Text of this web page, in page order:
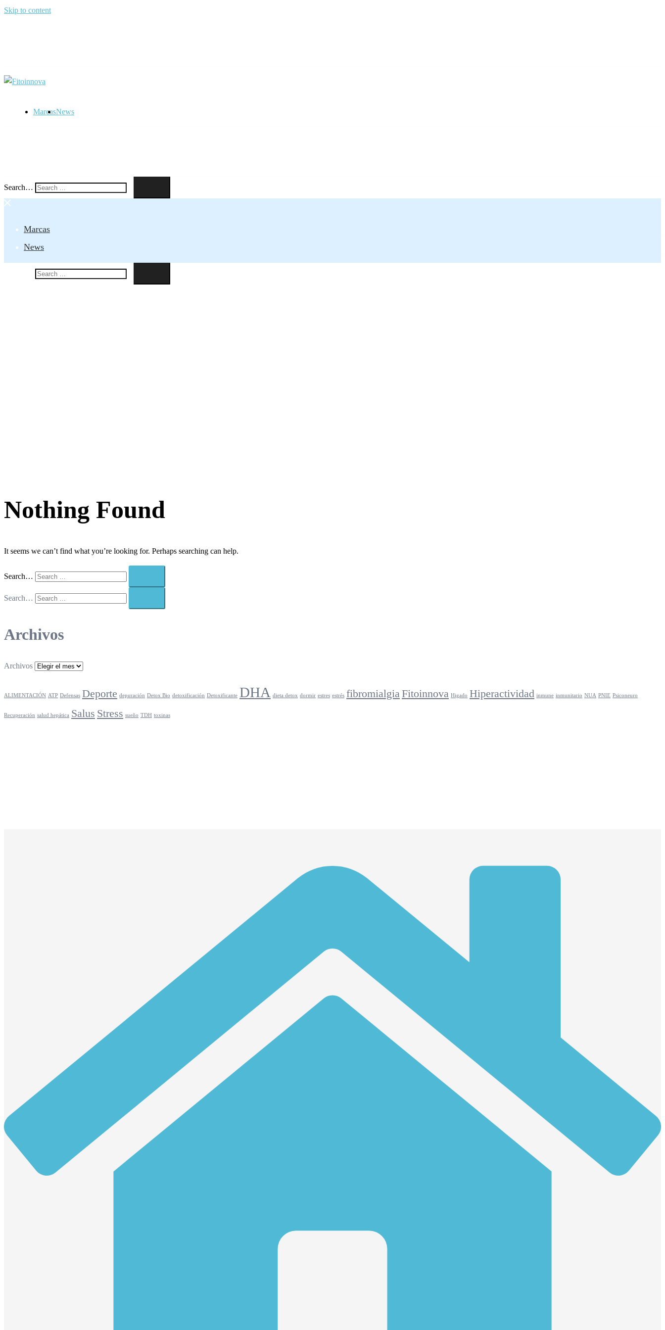
Skip to content
MarcasNews
Search…
Marcas
News
Nothing Found
It seems we can’t find what you’re looking for. Perhaps searching can help.
Search…
Search…
Archivos
Archivos
ALIMENTACIÓN ATP Defensas Deporte depuración Detox Bio detoxificación Detoxificante DHA dieta detox dormir estres estrés fibromialgiaFitoinnova Higado Hiperactividad inmune inmunitario NUA PNIE Psiconeuro
Recuperación salud hepática Salus Stress sueño TDH toxinas